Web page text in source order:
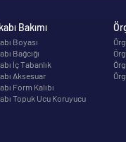
Bakımı
Boyası
Bağcığı
İç Tabanlık
Aksesuar
Form Kalıbı
Topuk Ucu Koruyucu